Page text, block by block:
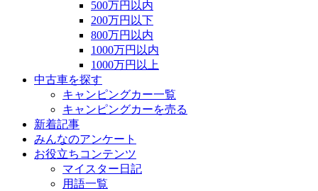
500万円以内
200万円以下
800万円以内
1000万円以内
1000万円以上
中古車を探す
キャンピングカー一覧
キャンピングカーを売る
新着記事
みんなのアンケート
お役立ちコンテンツ
マイスター日記
用語一覧